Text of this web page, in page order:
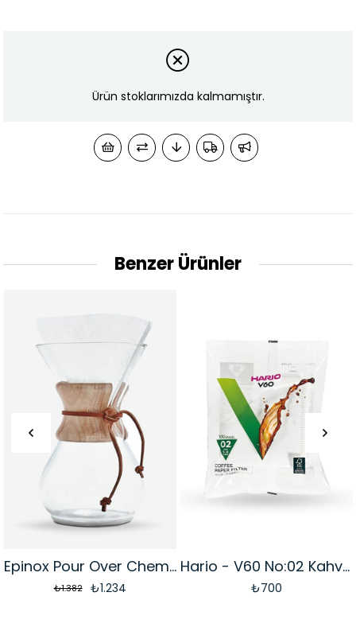
Ürün stoklarımızda kalmamıştır.
Benzer Ürünler
Epinox Pour Over Chemex Demleme Ekipmanı | 4 Cupv 600Ml
₺1.234
₺1.382
Hario - V60 No:02 Kahve Filtre Kağıdı | 100 Adet
₺700